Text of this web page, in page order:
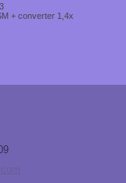
+ converter 1,4x